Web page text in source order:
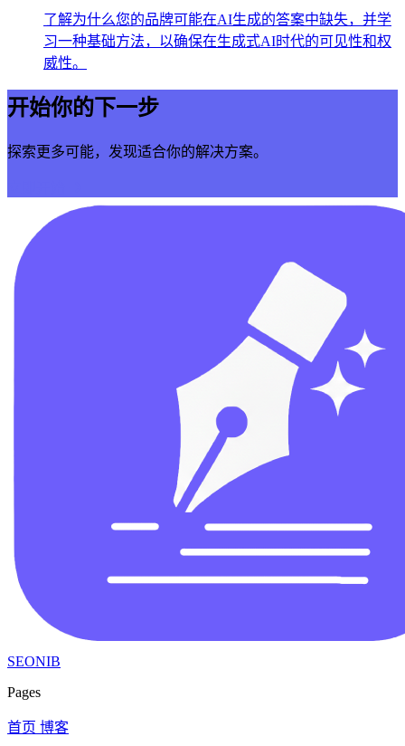
了解为什么您的品牌可能在AI生成的答案中缺失，并学
习一种基础方法，以确保在生成式AI时代的可见性和权
威性。
开始你的下一步
探索更多可能，发现适合你的解决方案。
SEONIB
Pages
首页 博客